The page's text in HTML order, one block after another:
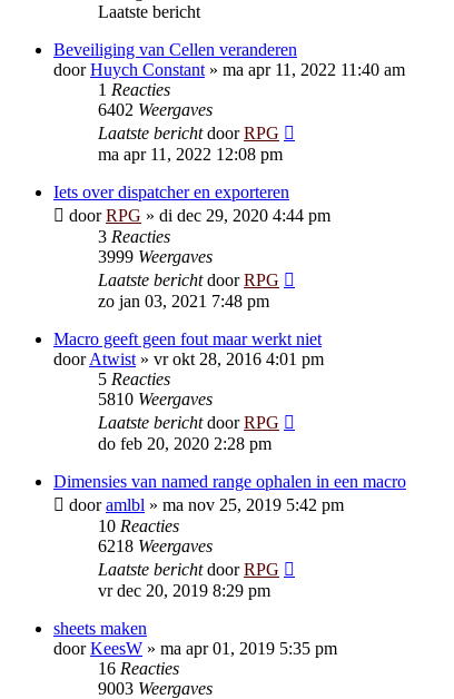
Laatste bericht
Beveiliging van Cellen veranderen
doorHuych Constant » ma apr 11, 2022 11:40 am
1 Reacties
6402 Weergaves
Laatste berichtdoorRPG
ma apr 11, 2022 12:08 pm
Iets over dispatcher en exporteren
doorRPG » di dec 29, 2020 4:44 pm
3 Reacties
3999 Weergaves
Laatste berichtdoorRPG
zo jan 03, 2021 7:48 pm
Macro geeft geen fout maar werkt niet
doorAtwist » vr okt 28, 2016 4:01 pm
5 Reacties
5810 Weergaves
Laatste berichtdoorRPG
do feb 20, 2020 2:28 pm
Dimensies van named range ophalen in een macro
dooramlbl » ma nov 25, 2019 5:42 pm
10 Reacties
6218 Weergaves
Laatste berichtdoorRPG
vr dec 20, 2019 8:29 pm
sheets maken
doorKeesW » ma apr 01, 2019 5:35 pm
16 Reacties
9003 Weergaves